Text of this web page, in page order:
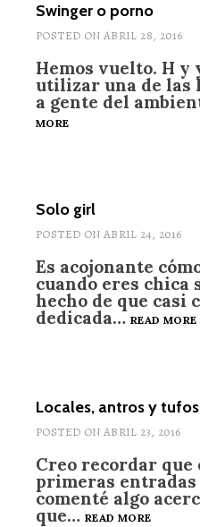
Swinger o porno
POSTED ON ABRIL 28, 2016
Hemos vuelto. H y
utilizar una de las
a gente del
MORE
Solo girl
POSTED ON ABRIL 24, 2016
Es acojonante
cuando eres chica
hecho de que casi
dedicada… READ MORE
Locales, antros y tufos
POSTED ON ABRIL 23, 2016
Creo recordar que
primeras entradas
comenté algo
que… READ MORE